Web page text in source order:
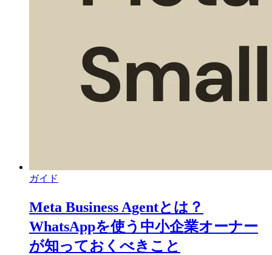
ガイド
Meta Business Agentとは？
WhatsAppを使う中小企業オーナー
が知っておくべきこと